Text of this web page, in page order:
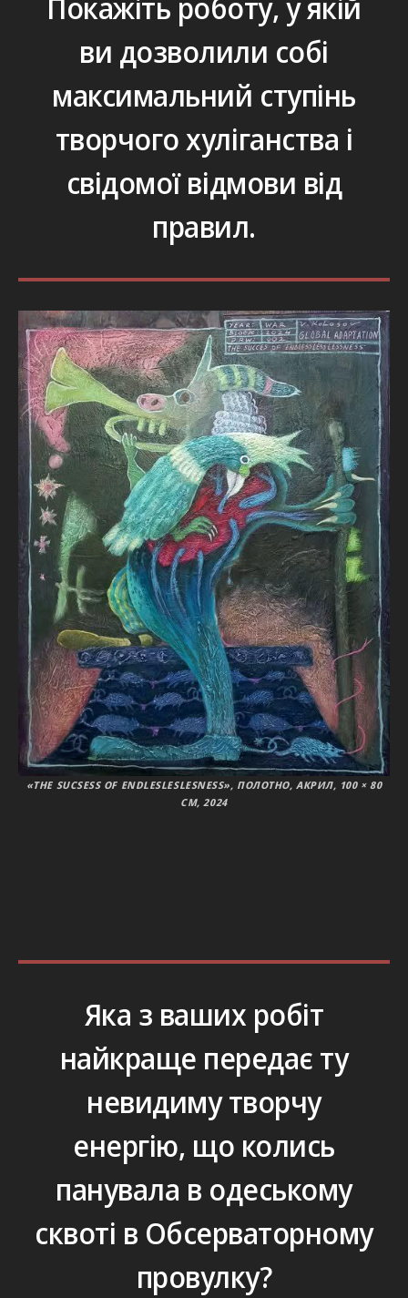
ви дозволили собі
максимальний ступінь
творчого хуліганства і
свідомої відмови від
правил.
«THE SUCSESS OF ENDLESLESLESNESS», ПОЛОТНО, АКРИЛ, 100 × 80
СМ, 2024
Яка з ваших робіт
найкраще передає ту
невидиму творчу
енергію, що колись
панувала в одеському
сквоті в Обсерваторному
провулку?